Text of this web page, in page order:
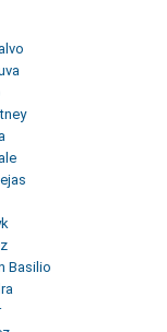
Basilio